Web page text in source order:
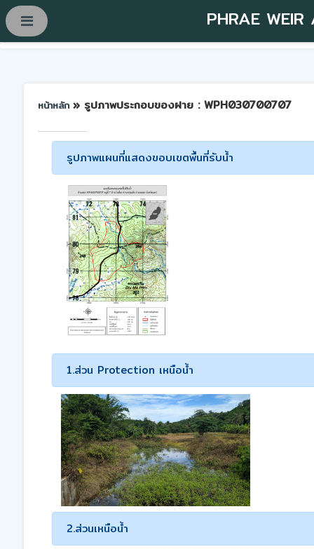
PHRAE WEIR
หน้าหลัก » รูปภาพประกอบของฝาย : WPH030700707
รูปภาพแผนที่แสดงขอบเขตพื้นที่รับน้ำ
1.ส่วน Protection เหนือน้ำ
2.ส่วนเหนือน้ำ